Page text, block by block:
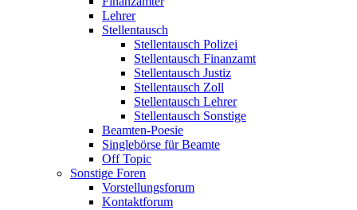
Lehrer
Stellentausch
Stellentausch Polizei
Stellentausch Finanzamt
Stellentausch Justiz
Stellentausch Zoll
Stellentausch Lehrer
Stellentausch Sonstige
Beamten-Poesie
Singlebörse für Beamte
Off Topic
Sonstige Foren
Vorstellungsforum
Kontaktforum